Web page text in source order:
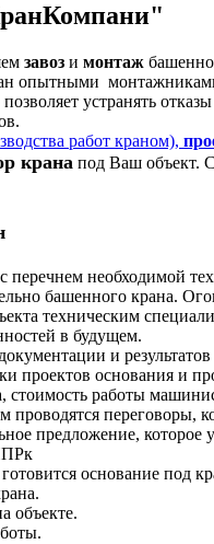
завоз и монтаж
опытными монтажниками
устранять
работ краном),
крана под Ваш объект.
перечнем необходимой
башенного крана.
техническим
в будущем.
и
проектов основания и
стоимость работы
проводятся переговоры,
предложение, которое
основание под
объекте.